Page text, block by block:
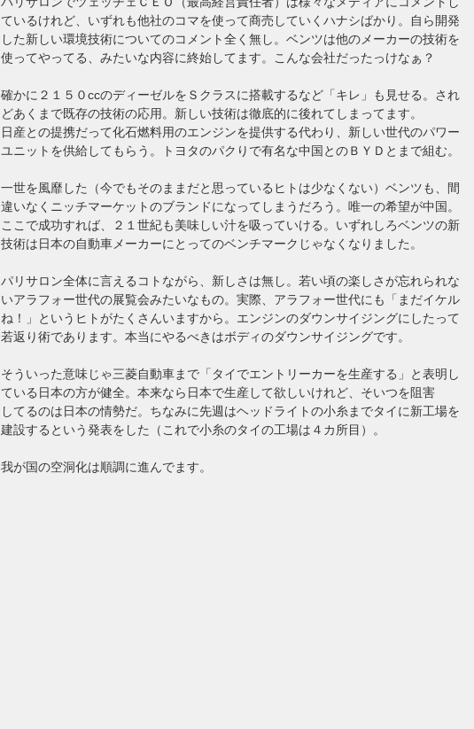
ているけれど、いずれも他社のコマを使って商売していくハナシばかり。自ら開発
した新しい環境技術についてのコメント全く無し。ベンツは他のメーカーの技術を
使ってやってる、みたいな内容に終始してます。こんな会社だったっけなぁ？
確かに２１５０ccのディーゼルをＳクラスに搭載するなど「キレ」も見せる。され
どあくまで既存の技術の応用。新しい技術は徹底的に後れてしまってます。
日産との提携だって化石燃料用のエンジンを提供する代わり、新しい世代のパワー
ユニットを供給してもらう。トヨタのパクりで有名な中国とのＢＹＤとまで組む。
一世を風靡した（今でもそのままだと思っているヒトは少なくない）ベンツも、間
違いなくニッチマーケットのブランドになってしまうだろう。唯一の希望が中国。
ここで成功すれば、２１世紀も美味しい汁を吸っていける。いずれしろベンツの新
技術は日本の自動車メーカーにとってのベンチマークじゃなくなりました。
パリサロン全体に言えるコトながら、新しさは無し。若い頃の楽しさが忘れられな
いアラフォー世代の展覧会みたいなもの。実際、アラフォー世代にも「まだイケル
ね！」というヒトがたくさんいますから。エンジンのダウンサイジングにしたって
若返り術であります。本当にやるべきはボディのダウンサイジングです。
そういった意味じゃ三菱自動車まで「タイでエントリーカーを生産する」と表明し
ている日本の方が健全。本来なら日本で生産して欲しいけれど、そいつを阻害
してるのは日本の情勢だ。ちなみに先週はヘッドライトの小糸までタイに新工場を
建設するという発表をした（これで小糸のタイの工場は４カ所目）。
我が国の空洞化は順調に進んでます。